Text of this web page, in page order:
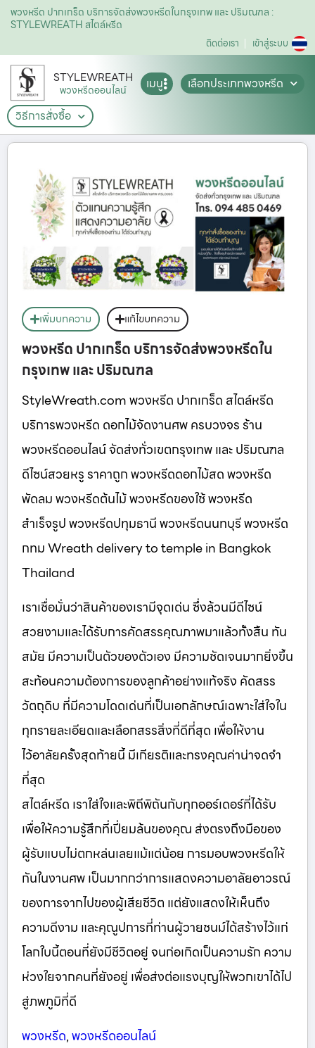
พวงหรีด ปากเกร็ด บริการจัดส่งพวงหรีดในกรุงเทพ และ ปริมณฑล :
STYLEWREATH สไตล์หรีด
ติดต่อเรา เข้าสู่ระบบ
STYLEWREATH
พวงหรีดออนไลน์ เมนู
เลือกประเภทพวงหรีด
วิธีการสั่งซื้อ
เพิ่มบทความ แก้ไขบทความ
พวงหรีด ปากเกร็ด บริการจัดส่งพวงหรีดใน
กรุงเทพ และ ปริมณฑล
StyleWreath.com พวงหรีด ปากเกร็ด สไตล์หรีด
บริการพวงหรีด ดอกไม้จัดงานศพ ครบวงจร ร้าน
พวงหรีดออนไลน์ จัดส่งทั่วเขตกรุงเทพ และ ปริมณฑล
ดีไซน์สวยหรู ราคาถูก พวงหรีดดอกไม้สด พวงหรีด
พัดลม พวงหรีดต้นไม้ พวงหรีดของใช้ พวงหรีด
สำเร็จรูป พวงหรีดปทุมธานี พวงหรีดนนทบุรี พวงหรีด
กทม Wreath delivery to temple in Bangkok
Thailand
เราเชื่อมั่นว่าสินค้าของเรามีจุดเด่น ซึ่งล้วนมีดีไซน์
สวยงามและได้รับการคัดสรรคุณภาพมาแล้วทั้งสิ้น ทัน
สมัย มีความเป็นตัวของตัวเอง มีความชัดเจนมากยิ่งขึ้น
สะท้อนความต้องการของลูกค้าอย่างแท้จริง คัดสรร
วัตถุดิบ ที่มีความโดดเด่นที่เป็นเอกลักษณ์เฉพาะใส่ใจใน
ทุกรายละเอียดและเลือกสรรสิ่งที่ดีที่สุด เพื่อให้งาน
ไว้อาลัยครั้งสุดท้ายนี้ มีเกียรติและทรงคุณค่าน่าจดจำ
ที่สุด
สไตล์หรีด เราใส่ใจและพิถีพิถันกับทุกออร์เดอร์ที่ได้รับ
เพื่อให้ความรู้สึกที่เปี่ยมล้นของคุณ ส่งตรงถึงมือของ
ผู้รับแบบไม่ตกหล่นเลยแม้แต่น้อย การมอบพวงหรีดให้
กันในงานศพ เป็นมากกว่าการแสดงความอาลัยอาวรณ์
ของการจากไปของผู้เสียชีวิต แต่ยังแสดงให้เห็นถึง
ความดีงาม และคุณูปการที่ท่านผู้วายชนม์ได้สร้างไว้แก่
โลกใบนี้ตอนที่ยังมีชีวิตอยู่ จนก่อเกิดเป็นความรัก ความ
ห่วงใยจากคนที่ยังอยู่ เพื่อส่งต่อแรงบุญให้พวกเขาได้ไป
สู่ภพภูมิที่ดี
พวงหรีด,พวงหรีดออนไลน์